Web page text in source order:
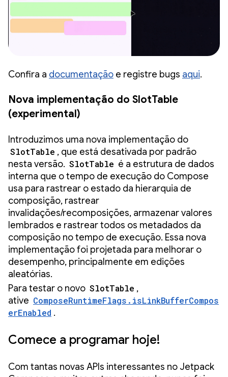
Confira a documentação e registre bugs aqui.
Nova implementação do SlotTable
(experimental)
Introduzimos uma nova implementação do
SlotTable , que está desativada por padrão
nesta versão. SlotTable é a estrutura de dados
interna que o tempo de execução do Compose
usa para rastrear o estado da hierarquia de
composição, rastrear
invalidações/recomposições, armazenar valores
lembrados e rastrear todos os metadados da
composição no tempo de execução. Essa nova
implementação foi projetada para melhorar o
desempenho, principalmente em edições
aleatórias.
Para testar o novo SlotTable ,
ative ComposeRuntimeFlags.isLinkBufferCompos
erEnabled .
Comece a programar hoje!
Com tantas novas APIs interessantes no Jetpack